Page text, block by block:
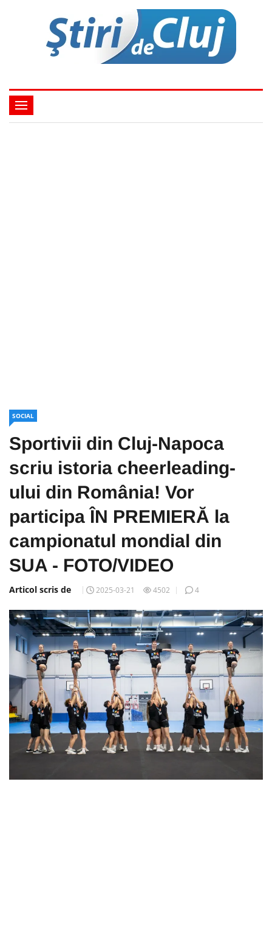
SOCIAL
Sportivii din Cluj-Napoca
scriu istoria cheerleading-
ului din România! Vor
participa ÎN PREMIERĂ la
campionatul mondial din
SUA - FOTO/VIDEO
Articol scris de 2025-03-21 4502 4